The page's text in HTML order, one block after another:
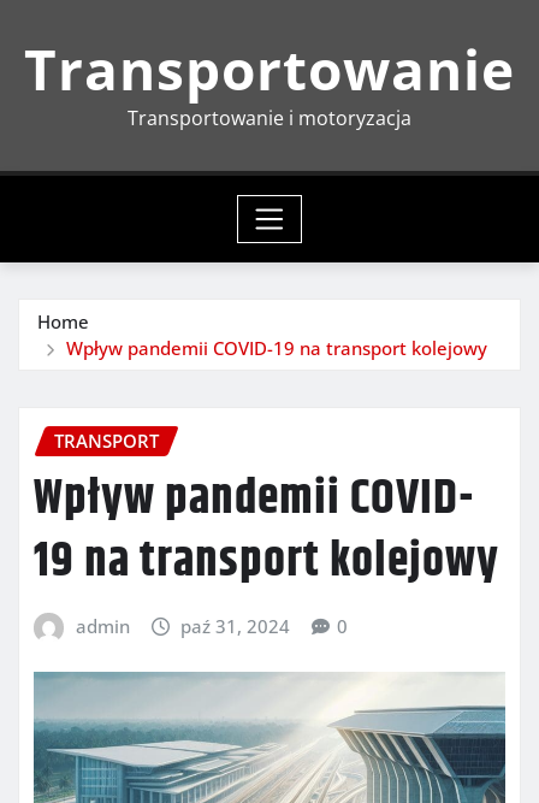
Transportowanie
Transportowanie i motoryzacja
Home
Wpływ pandemii COVID-19 na transport kolejowy
TRANSPORT
Wpływ pandemii COVID-
19 na transport kolejowy
admin paź 31, 2024 0